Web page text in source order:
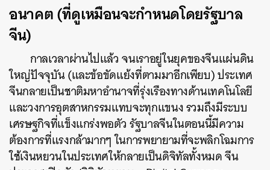
อนาคต (ที่ดูเหมือนจะกำหนดโดยรัฐบาล
จีน)
กาลเวลาผ่านไปแล้ว จนเราอยู่ในยุคของจีนแผ่นดิน
ใหญ่ปัจจุบัน (และข้อขัดแย้งที่ตามมาอีกเพียบ) ประเทศ
จีนกลายเป็นชาติมหาอำนาจที่รุ่งเรืองทางด้านเทคโนโลยี
และวงการอุตสาหกรรมแทบจะทุกแขนง รวมถึงมีระบบ
เศรษฐกิจที่แข็งแกร่งพอตัว รัฐบาลจีนในตอนนี้มีความ
ต้องการที่แรงกล้ามากๆ ในการพยายามที่จะพลิกโฉมการ
ใช้เงินหยวนในประเทศให้กลายเป็นดิจิทัลทั้งหมด จีน